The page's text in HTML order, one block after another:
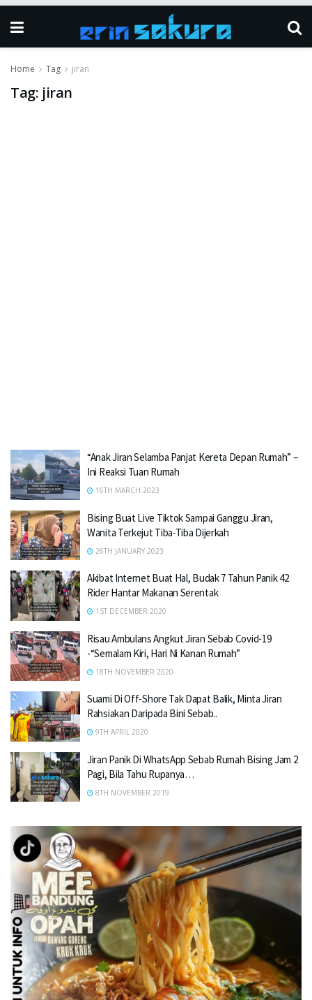
Home Tag jiran
Tag: jiran
“Anak Jiran Selamba Panjat Kereta Depan Rumah” –
Ini Reaksi Tuan Rumah
16TH MARCH 2023
Bising Buat Live Tiktok Sampai Ganggu Jiran,
Wanita Terkejut Tiba-Tiba Dijerkah
26TH JANUARY 2023
Akibat Internet Buat Hal, Budak 7 Tahun Panik 42
Rider Hantar Makanan Serentak
1ST DECEMBER 2020
Risau Ambulans Angkut Jiran Sebab Covid-19
-“Semalam Kiri, Hari Ni Kanan Rumah”
18TH NOVEMBER 2020
Suami Di Off-Shore Tak Dapat Balik, Minta Jiran
Rahsiakan Daripada Bini Sebab..
9TH APRIL 2020
Jiran Panik Di WhatsApp Sebab Rumah Bising Jam 2
Pagi, Bila Tahu Rupanya…
8TH NOVEMBER 2019